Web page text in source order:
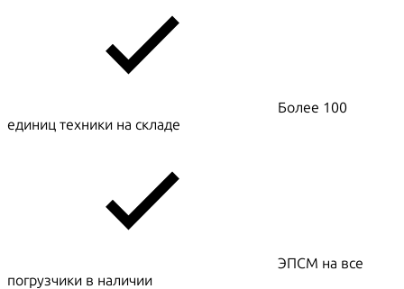
Более 100
единиц техники на складе
ЭПСМ на все
погрузчики в наличии